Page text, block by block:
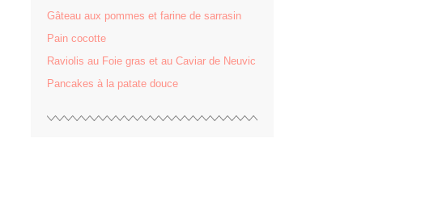
Gâteau aux pommes et farine de sarrasin
Pain cocotte
Raviolis au Foie gras et au Caviar de Neuvic
Pancakes à la patate douce